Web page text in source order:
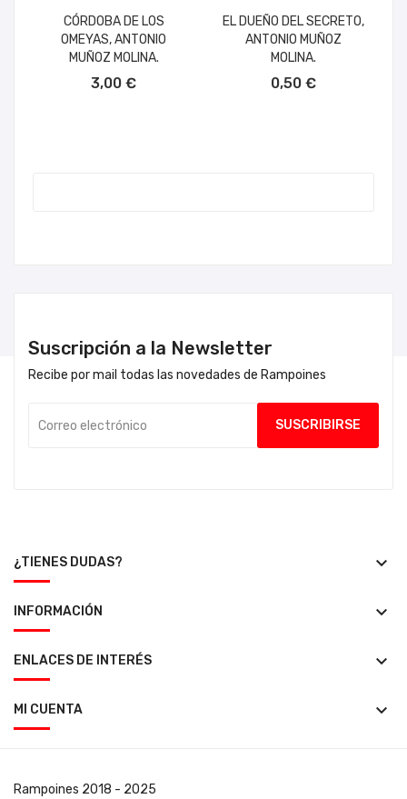
CÓRDOBA DE LOS
OMEYAS, ANTONIO
MUÑOZ MOLINA.
3,00 €
EL DUEÑO DEL SECRETO,
ANTONIO MUÑOZ
MOLINA.
0,50 €
Suscripción a la Newsletter
Recibe por mail todas las novedades de Rampoines
¿TIENES DUDAS? keyboard_arrow_down
INFORMACIÓN keyboard_arrow_down
ENLACES DE INTERÉS keyboard_arrow_down
MI CUENTA keyboard_arrow_down
Rampoines 2018 - 2025